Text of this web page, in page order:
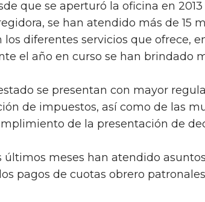
que se aperturó la oficina en 2013
se han atendido más de 15
diferentes servicios que ofrece,
el año en curso se han brindado
se presentan con mayor
de impuestos, así como de las
de la presentación de
últimos meses han atendido asuntos
pagos de cuotas obrero